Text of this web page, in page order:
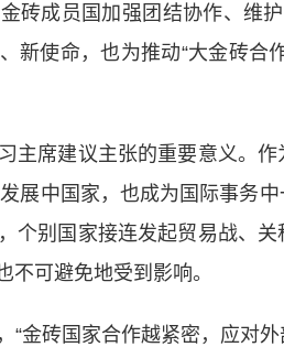
砖成员国加强团结协作、维
新使命，也为推动“大金砖合
席建议主张的重要意义。作
展中国家，也成为国际事务
个别国家接连发起贸易战、
可避免地受到影响。
砖国家合作越紧密，应对外